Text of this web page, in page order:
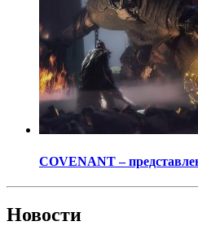
COVENANT –
Новости